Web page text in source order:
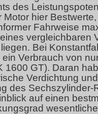
des
Motor hier
Fahrweise
vergleichbaren
Bei
ein Verbrauch von
1600 GT). Daran
Verdichtung
des Sechszylinder-
auf einen